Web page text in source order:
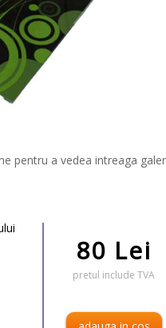
pentru a vedea intreaga
80 Lei
pretul include TVA